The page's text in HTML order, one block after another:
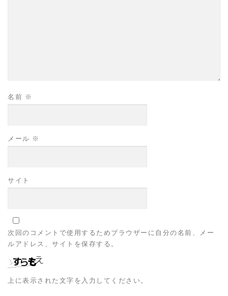
名前 ※
メール ※
サイト
次回のコメントで使用するためブラウザーに自分の名前、メー
ルアドレス、サイトを保存する。
上に表示された文字を入力してください。